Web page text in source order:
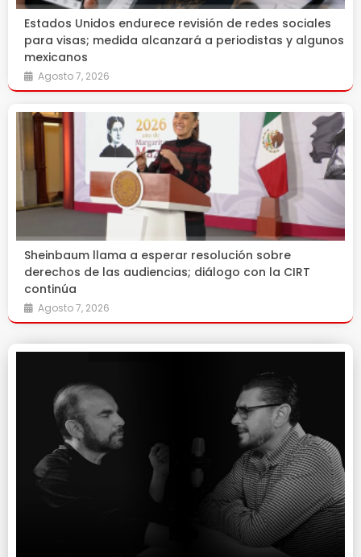
Estados Unidos endurece revisión de redes sociales
para visas; medida alcanzará a periodistas y algunos
mexicanos
Agosto 7, 2026
Sheinbaum llama a esperar resolución sobre
derechos de las audiencias; diálogo con la CIRT
continúa
Agosto 7, 2026